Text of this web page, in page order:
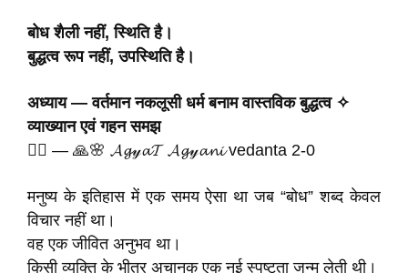
बोध शैली नहीं, स्थिति है।
बुद्धत्व रूप नहीं, उपस्थिति है।
अध्याय — वर्तमान नकलूसी धर्म बनाम वास्तविक बुद्धत्व ✧
व्याख्यान एवं गहन समझ
✍🏻 — 🙏🌸 𝓐𝓰𝓎𝓪𝓣 𝓐𝓰𝓎𝓪𝓷𝓲 vedanta 2-0
मनुष्य के इतिहास में एक समय ऐसा था जब “बोध” शब्द केवल
विचार नहीं था।
वह एक जीवित अनुभव था।
किसी व्यक्ति के भीतर अचानक एक नई स्पष्टता जन्म लेती थी।